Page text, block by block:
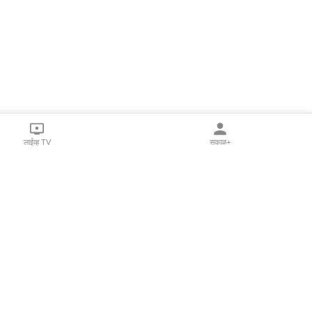
लाईव्ह TV सकाळ+